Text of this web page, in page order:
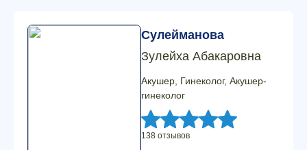
Сулейманова
Зулейха Абакаровна
Акушер, Гинеколог, Акушер-
гинеколог
138 отзывов